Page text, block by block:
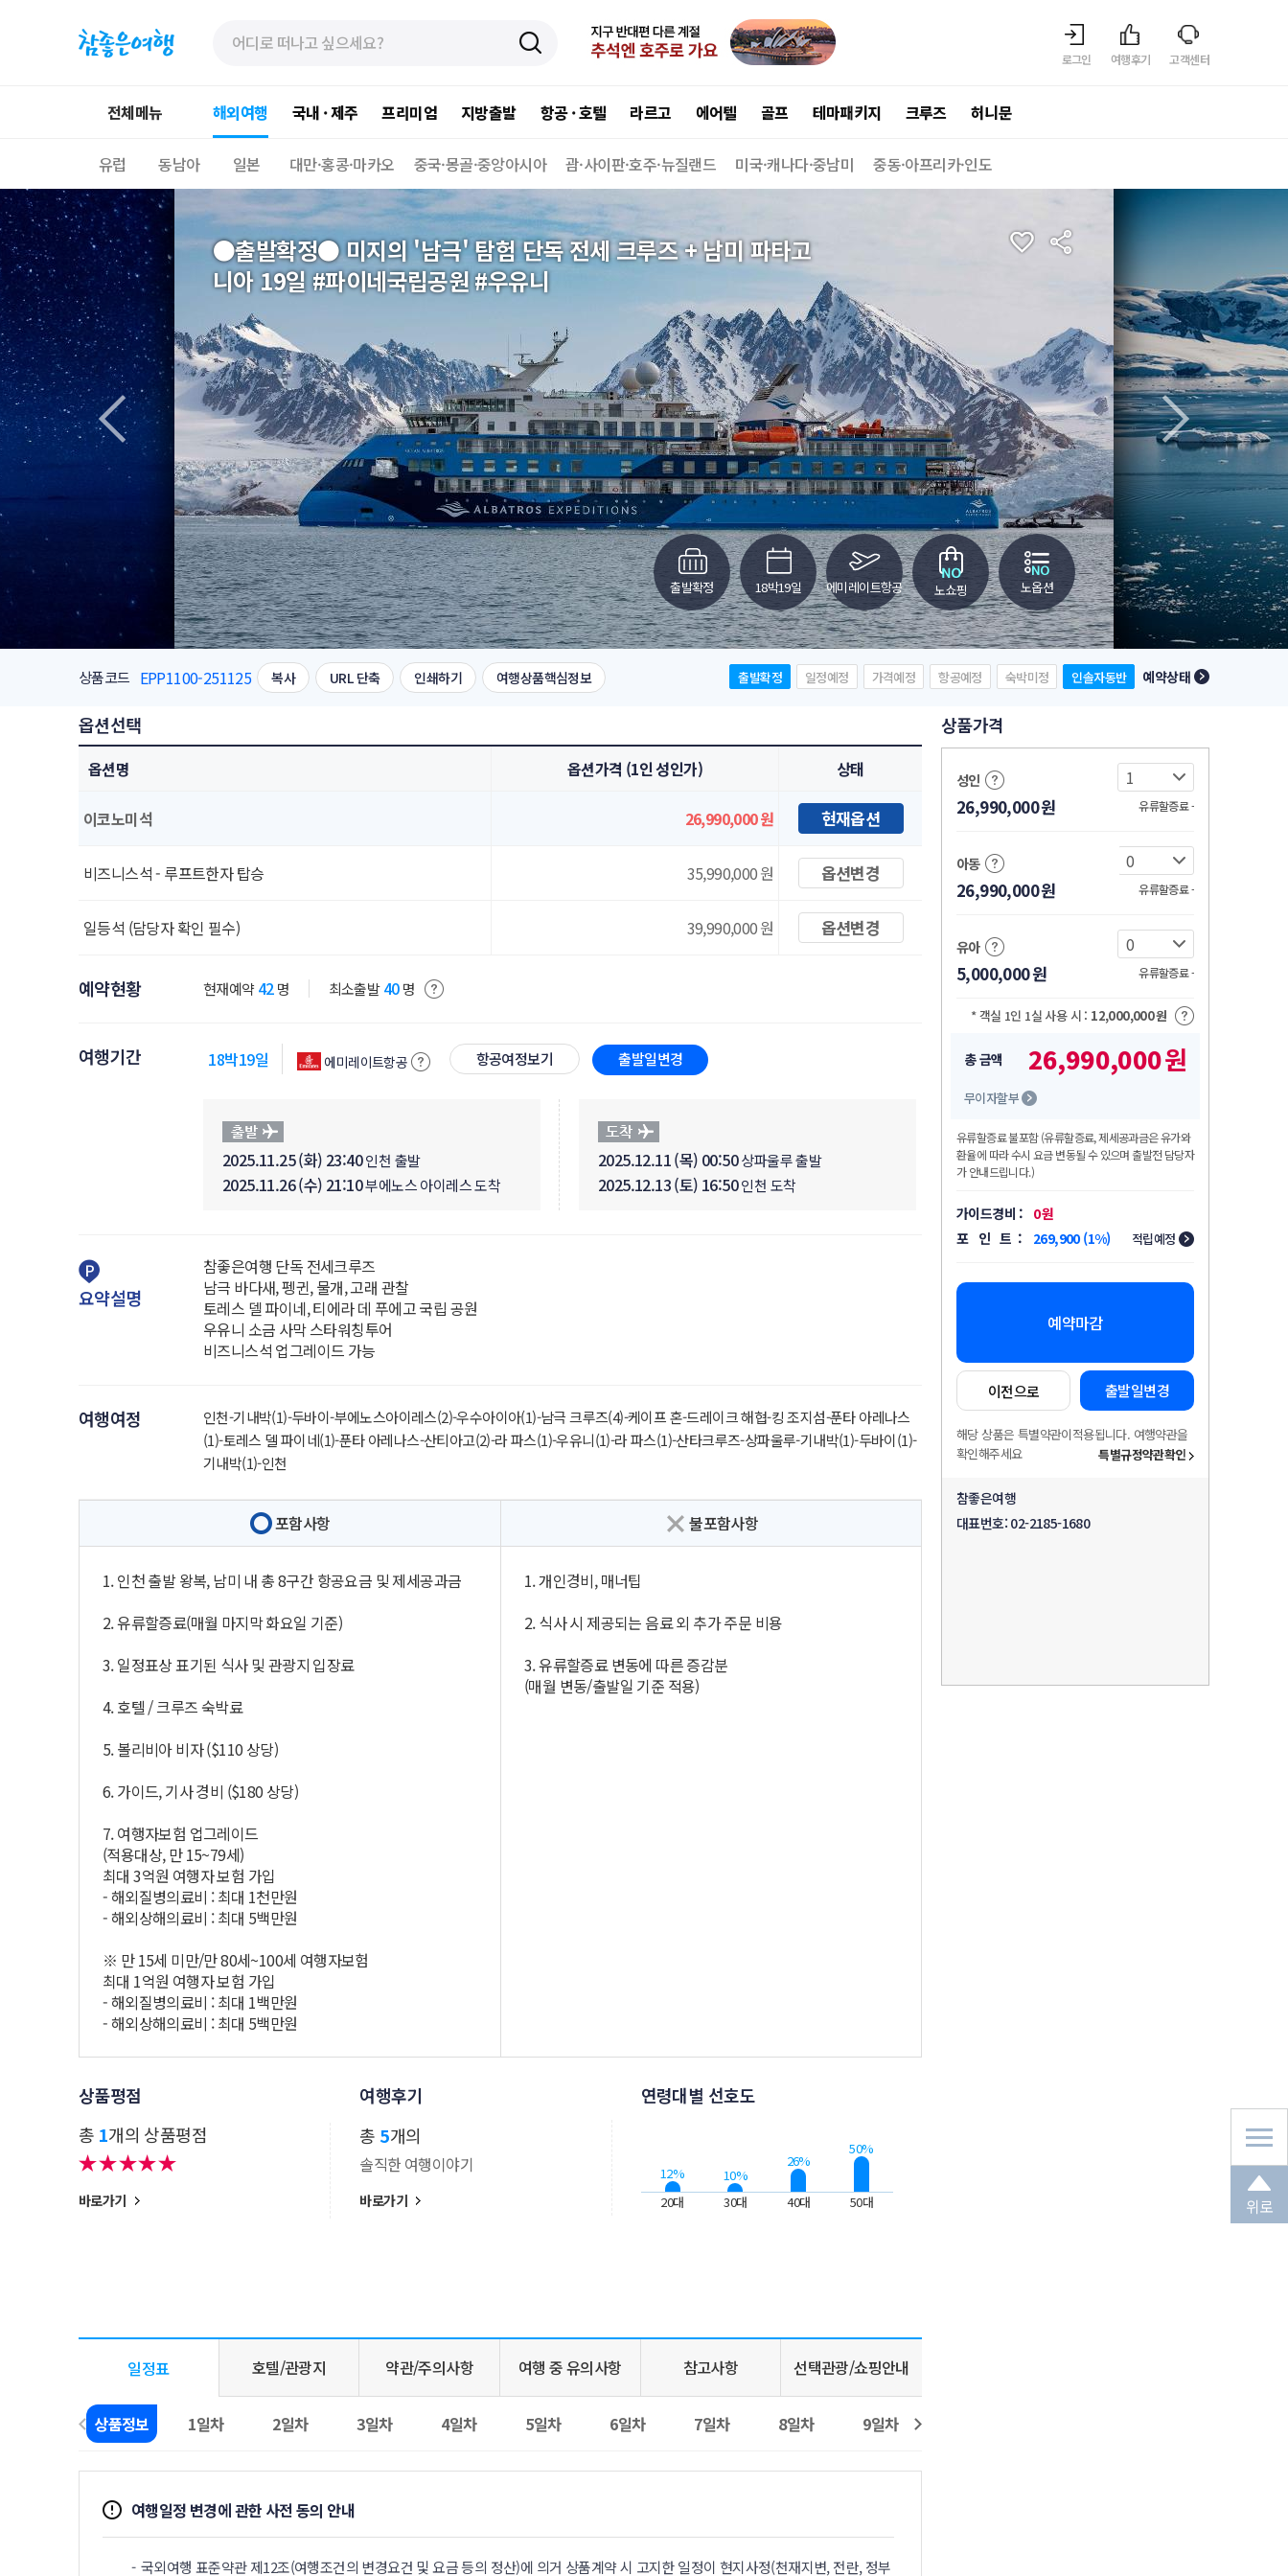
로그인 여행후기 고객센터
전체메뉴 해외여행 국내 · 제주 프리미엄 지방출발 항공 · 호텔 라르고 에어텔 골프 테마패키지 크루즈 허니문
유럽 동남아 일본 대만·홍콩·마카오 중국·몽골·중앙아시아 괌·사이판·호주·뉴질랜드 미국·캐나다·중남미 중동·아프리카·인도
위로
●출발확정● 미지의 '남극' 탐험 단독 전세 크루즈 + 남미 파타고
니아 19일 #파이네국립공원 #우유니
출발확정 18박19일 에미레이트항공 노쇼핑 노옵션
상품코드 EPP1100-251125 복사 URL 단축 인쇄하기 여행상품핵심정보 출발확정 일정예정 가격예정 항공예정 숙박미정 인솔자동반 예약상태
옵션선택
옵션명 옵션가격 (1인 성인가) 상태
이코노미석 26,990,000원 현재옵션
비즈니스석 - 루프트한자 탑승 35,990,000원 옵션변경
일등석 (담당자 확인 필수) 39,990,000원 옵션변경
예약현황 현재예약42명 최소출발40명
여행기간 18박19일 에미레이트항공 항공여정보기 출발일변경
2025.11.25 (화) 23:40인천 출발
2025.11.26 (수) 21:10부에노스 아이레스 도착
2025.12.11 (목) 00:50상파울루 출발
2025.12.13 (토) 16:50인천 도착
요약설명
참좋은여행 단독 전세크루즈
남극 바다새, 펭귄, 물개, 고래 관찰
토레스 델 파이네, 티에라 데 푸에고 국립 공원
우유니 소금 사막 스타워칭투어
비즈니스석 업그레이드 가능
여행여정
인천-기내박(1)-두바이-부에노스아이레스(2)-우수아이아(1)-남극 크루즈(4)-케이프 혼-드레이크 해협-킹 조지섬-푼타 아레나스
(1)-토레스 델 파이네(1)-푼타 아레나스-산티아고(2)-라 파스(1)-우유니(1)-라 파스(1)-산타크루즈-상파울루-기내박(1)-두바이(1)-
기내박(1)-인천
포함사항 불포함사항
1. 인천 출발 왕복, 남미 내 총 8구간 항공요금 및 제세공과금
2. 유류할증료(매월 마지막 화요일 기준)
3. 일정표상 표기된 식사 및 관광지 입장료
4. 호텔 / 크루즈 숙박료
5. 볼리비아 비자 ($110 상당)
6. 가이드, 기사 경비 ($180 상당)
7. 여행자보험 업그레이드
(적용대상, 만 15~79세)
최대 3억원 여행자 보험 가입
- 해외질병의료비 : 최대 1천만원
- 해외상해의료비 : 최대 5백만원
※ 만 15세 미만/만 80세~100세 여행자보험
최대 1억원 여행자 보험 가입
- 해외질병의료비 : 최대 1백만원
- 해외상해의료비 : 최대 5백만원
1. 개인경비, 매너팁
2. 식사 시 제공되는 음료 외 추가 주문 비용
3. 유류할증료 변동에 따른 증감분
(매월 변동/출발일 기준 적용)
상품평점
총 1개의 상품평점
바로가기
여행후기
총 5개의
솔직한 여행이야기
바로가기
연령대별 선호도
12%
20대
10%
30대
26%
40대
50%
50대
일정표 호텔/관광지 약관/주의사항 여행 중 유의사항 참고사항 선택관광/쇼핑안내
상품정보 1일차 2일차 3일차 4일차 5일차 6일차 7일차 8일차 9일차
여행일정 변경에 관한 사전 동의 안내
국외여행 표준약관 제12조(여행조건의 변경요건 및 요금 등의 정산)에 의거 상품계약 시 고지한 일정이 현지사정(천재지변, 전란, 정부
상품가격
성인
26,990,000원 유류할증료 -
아동
26,990,000원 유류할증료 -
유아
5,000,000원 유류할증료 -
* 객실 1인 1실 사용 시 : 12,000,000원
총 금액 26,990,000원
무이자할부
유류할증료 불포함 (유류할증료, 제세공과금은 유가와
환율에 따라 수시 요금 변동될 수 있으며 출발전 담당자
가 안내드립니다.)
가이드경비 : 0원
포 인 트 :
269,900 (1%) 적립예정
예약마감
이전으로 출발일변경
해당 상품은 특별약관이적용됩니다. 여행약관을
확인해주세요
특별규정약관확인
참좋은여행
대표번호:02-2185-1680